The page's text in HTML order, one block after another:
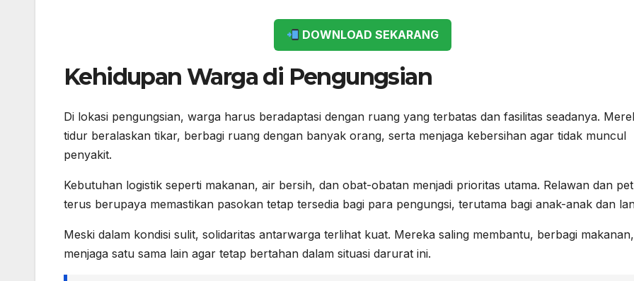
DOWNLOAD SEKARANG
Kehidupan Warga di Pengungsian
Di lokasi pengungsian, warga harus beradaptasi dengan ruang yang terbatas dan fasilitas seadanya.
tidur beralaskan tikar, berbagi ruang dengan banyak orang, serta menjaga kebersihan agar tidak muncul
penyakit.
Kebutuhan logistik seperti makanan, air bersih, dan obat-obatan menjadi prioritas utama. Relawan dan
terus berupaya memastikan pasokan tetap tersedia bagi para pengungsi, terutama bagi anak-anak dan
Meski dalam kondisi sulit, solidaritas antarwarga terlihat kuat. Mereka saling membantu, berbagi
menjaga satu sama lain agar tetap bertahan dalam situasi darurat ini.